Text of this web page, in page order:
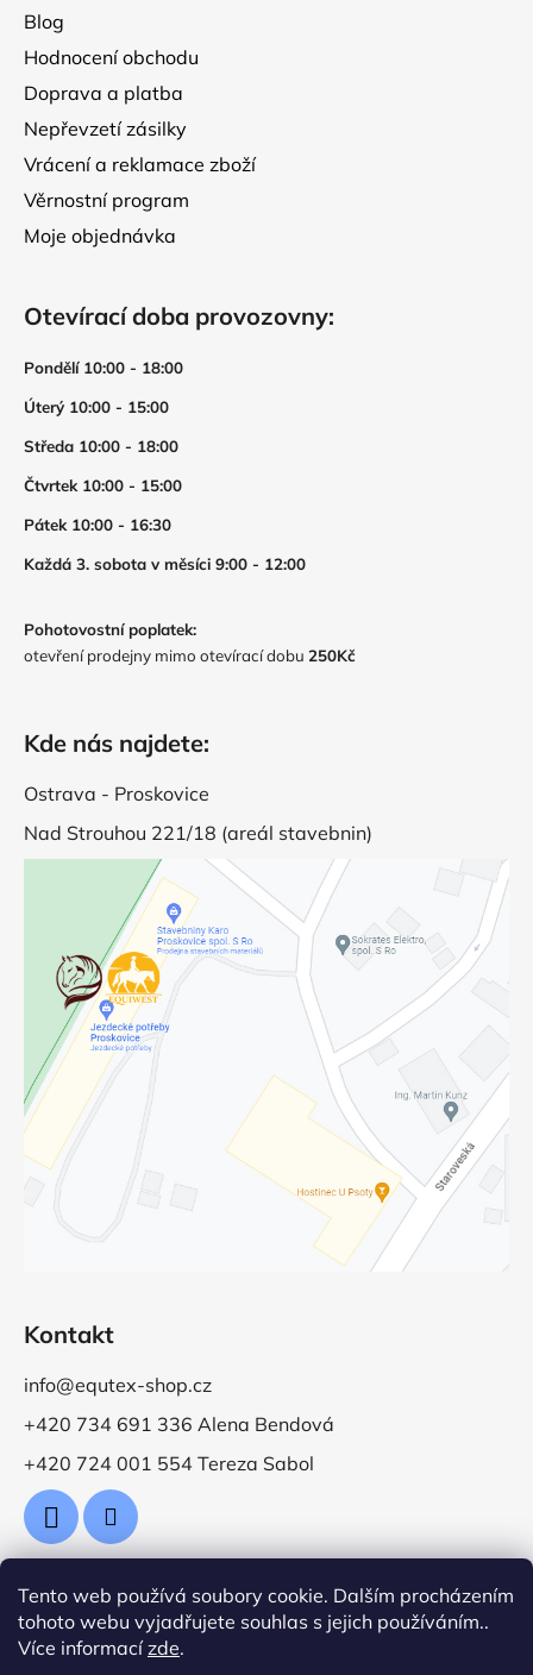
Tento web používá soubory cookie. Dalším procházením
tohoto webu vyjadřujete souhlas s jejich používáním..
Více informacízde.
Blog
Hodnocení obchodu
Doprava a platba
Nepřevzetí zásilky
Vrácení a reklamace zboží
Věrnostní program
Moje objednávka
Otevírací doba provozovny:
Pondělí 10:00 - 18:00
Úterý 10:00 - 15:00
Středa 10:00 - 18:00
Čtvrtek 10:00 - 15:00
Pátek 10:00 - 16:30
Každá 3. sobota v měsíci 9:00 - 12:00
Pohotovostní poplatek:
otevření prodejny mimo otevírací dobu 250Kč
Kde nás najdete:
Ostrava - Proskovice
Nad Strouhou 221/18 (areál stavebnin)
Kontakt
info@equtex-shop.cz
+420 734 691 336 Alena Bendová
+420 724 001 554 Tereza Sabol
Přijímáme online platby